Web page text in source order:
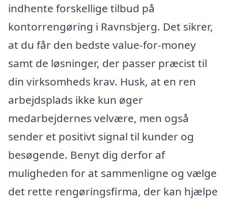
indhente forskellige tilbud på
kontorrengøring i Ravnsbjerg. Det sikrer,
at du får den bedste value-for-money
samt de løsninger, der passer præcist til
din virksomheds krav. Husk, at en ren
arbejdsplads ikke kun øger
medarbejdernes velvære, men også
sender et positivt signal til kunder og
besøgende. Benyt dig derfor af
muligheden for at sammenligne og vælge
det rette rengøringsfirma, der kan hjælpe